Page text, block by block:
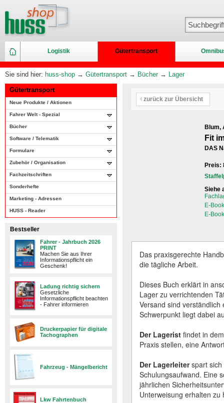
Logistik Gütertransport
Sie sind hier: huss-shop → Gütertransport → Bücher→ Lager
Gütertransport
Neue Produkte / Aktionen
Fahrer Welt - Spezial
Bücher
Software / Telematik
Formulare
Zubehör / Organisation
Fachzeitschriften
Sonderhefte
Marketing - Adressen
HUSS - Reader
Bestseller
Fahrer - Jahrbuch 2026
PRINT
Machen Sie aus Ihrer
Informationspflicht ein
Geschenk!
Ladung richtig sichern
Gesetzliche
Informationspflicht beachten
- Fahrer informieren
Druckerpapier für digitale
Tachographen
Fahrzeug - Mängelbericht
Lkw Fahrtenbuch
zurück zur Übersicht
Blum,
Fit
DAS
Siehe
E-
E-
Das praxisgerechte
die tägliche Arbeit.
Dieses Buch erklärt in
Lager zu verrichtenden
Versand sind
Schwerpunkt liegt dabei
Der Lagerist findet in
Praxis stellen, eine
Der Lagerleiterspart sich
Schulungsaufwand. Eine
jährlichen
Unterweisung erhalten zu